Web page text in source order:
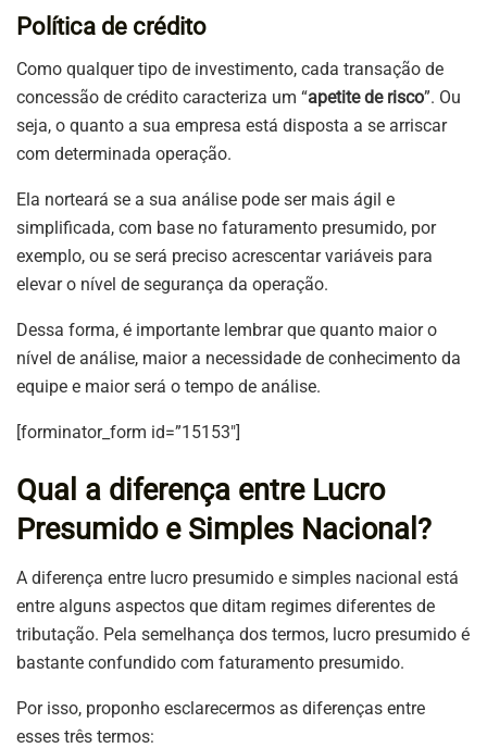
Política de crédito
Como qualquer tipo de investimento, cada transação de
concessão de crédito caracteriza um “apetite de risco”. Ou
seja, o quanto a sua empresa está disposta a se arriscar
com determinada operação.
Ela norteará se a sua análise pode ser mais ágil e
simplificada, com base no faturamento presumido, por
exemplo, ou se será preciso acrescentar variáveis para
elevar o nível de segurança da operação.
Dessa forma, é importante lembrar que quanto maior o
nível de análise, maior a necessidade de conhecimento da
equipe e maior será o tempo de análise.
[forminator_form id=”15153″]
Qual a diferença entre Lucro
Presumido e Simples Nacional?
A diferença entre lucro presumido e simples nacional está
entre alguns aspectos que ditam regimes diferentes de
tributação. Pela semelhança dos termos, lucro presumido é
bastante confundido com faturamento presumido.
Por isso, proponho esclarecermos as diferenças entre
esses três termos: